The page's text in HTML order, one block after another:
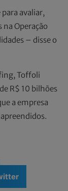
avaliar,
Operação
– disse o
Toffoli
R$ 10 bilhões
a empresa